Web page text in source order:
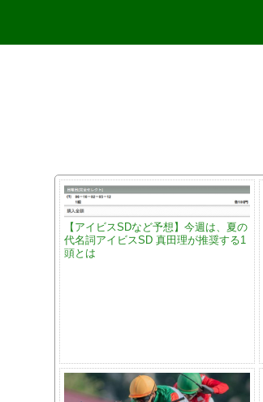
【アイビスSDなど予想】今週は、夏の
代名詞アイビスSD 真田理が推奨する1
頭とは